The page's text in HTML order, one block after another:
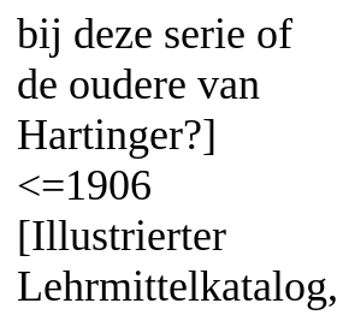
bij deze serie of
de oudere van
Hartinger?]
<=1906
[Illustrierter
Lehrmittelkatalog,